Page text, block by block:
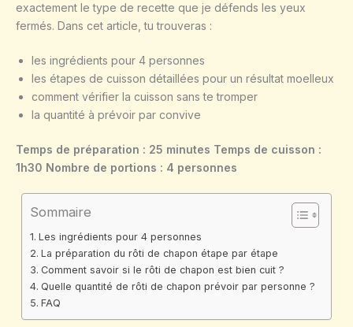
exactement le type de recette que je défends les yeux
fermés. Dans cet article, tu trouveras :
les ingrédients pour 4 personnes
les étapes de cuisson détaillées pour un résultat moelleux
comment vérifier la cuisson sans te tromper
la quantité à prévoir par convive
Temps de préparation : 25 minutes Temps de cuisson :
1h30 Nombre de portions : 4 personnes
Sommaire
Les ingrédients pour 4 personnes
La préparation du rôti de chapon étape par étape
Comment savoir si le rôti de chapon est bien cuit ?
Quelle quantité de rôti de chapon prévoir par personne ?
FAQ